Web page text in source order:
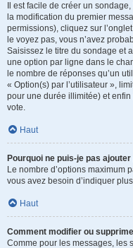
Il est facile de créer un
la modification du premier
permissions), cliquez sur l’onglet
le voyez pas, vous n’avez
Saisissez le titre du sondage et
une option par ligne dans le
le nombre de réponses qu’un
« Option(s) par l’utilisateur »,
pour une durée illimitée) et
vote.
Haut
Pourquoi ne puis-je pas
Le nombre d’options maximum
vous avez besoin d’indiquer
Haut
Comment modifier ou
Comme pour les messages, les